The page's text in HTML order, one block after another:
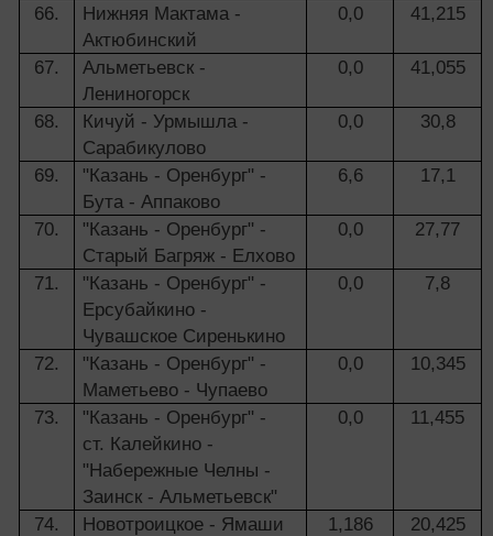
66.
Нижняя Мактама -
Актюбинский
0,0 41,215
67.
Альметьевск -
Лениногорск
0,0 41,055
68.
Кичуй - Урмышла -
Сарабикулово
0,0 30,8
69.
"Казань - Оренбург" -
Бута - Аппаково
6,6 17,1
70.
"Казань - Оренбург" -
Старый Багряж - Елхово
0,0 27,77
71.
"Казань - Оренбург" -
Ерсубайкино -
Чувашское Сиренькино
0,0 7,8
72.
"Казань - Оренбург" -
Маметьево - Чупаево
0,0 10,345
73.
"Казань - Оренбург" -
ст. Калейкино -
"Набережные Челны -
Заинск - Альметьевск"
0,0 11,455
74. Новотроицкое - Ямаши 1,186
20,425